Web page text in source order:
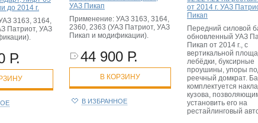
до 2014 г.
3163, 3164,
Патриот, УАЗ
Р.
УАЗ Пикап
Применение: УАЗ 3163, 3164,
2360, 2363 (УАЗ Патриот, УАЗ
Пикап и модификации).
44 900 Р.
В КОРЗИНУ
В ИЗБРАННОЕ
от 2014 г. УАЗ
Пикап
Передний силовой
обновленный УАЗ
Пикап от 2014 г., с
вертикальной
лебёдки, буксирные
проушины, упоры
реечный домкрат.
комплектуется
кузова,
установить его на
рестайлинговый